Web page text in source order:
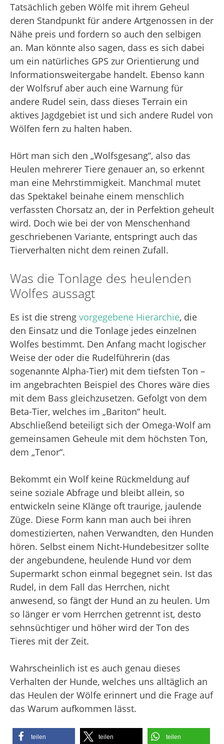
Tatsächlich geben Wölfe mit ihrem Geheul
deren Standpunkt für andere Artgenossen in der
Nähe preis und fordern so auch den selbigen
an. Man könnte also sagen, dass es sich dabei
um ein natürliches GPS zur Orientierung und
Informationsweitergabe handelt. Ebenso kann
der Wolfsruf aber auch eine Warnung für
andere Rudel sein, dass dieses Terrain ein
aktives Jagdgebiet ist und sich andere Rudel von
Wölfen fern zu halten haben.
Hört man sich den „Wolfsgesang“, also das
Heulen mehrerer Tiere genauer an, so erkennt
man eine Mehrstimmigkeit. Manchmal mutet
das Spektakel beinahe einem menschlich
verfassten Chorsatz an, der in Perfektion geheult
wird. Doch wie bei der von Menschenhand
geschriebenen Variante, entspringt auch das
Tierverhalten nicht dem reinen Zufall.
Was die Tonlage des heulenden
Wolfes aussagt
Es ist die streng vorgegebene Hierarchie, die
den Einsatz und die Tonlage jedes einzelnen
Wolfes bestimmt. Den Anfang macht logischer
Weise der oder die Rudelführerin (das
sogenannte Alpha-Tier) mit dem tiefsten Ton –
im angebrachten Beispiel des Chores wäre dies
mit dem Bass gleichzusetzen. Gefolgt von dem
Beta-Tier, welches im „Bariton“ heult.
Abschließend beteiligt sich der Omega-Wolf am
gemeinsamen Geheule mit dem höchsten Ton,
dem „Tenor“.
Bekommt ein Wolf keine Rückmeldung auf
seine soziale Abfrage und bleibt allein, so
entwickeln seine Klänge oft traurige, jaulende
Züge. Diese Form kann man auch bei ihren
domestizierten, nahen Verwandten, den Hunden
hören. Selbst einem Nicht-Hundebesitzer sollte
der angebundene, heulende Hund vor dem
Supermarkt schon einmal begegnet sein. Ist das
Rudel, in dem Fall das Herrchen, nicht
anwesend, so fängt der Hund an zu heulen. Um
so länger er vom Herrchen getrennt ist, desto
sehnsüchtiger und höher wird der Ton des
Tieres mit der Zeit.
Wahrscheinlich ist es auch genau dieses
Verhalten der Hunde, welches uns alltäglich an
das Heulen der Wölfe erinnert und die Frage auf
das Warum aufkommen lässt.
teilen teilen teilen